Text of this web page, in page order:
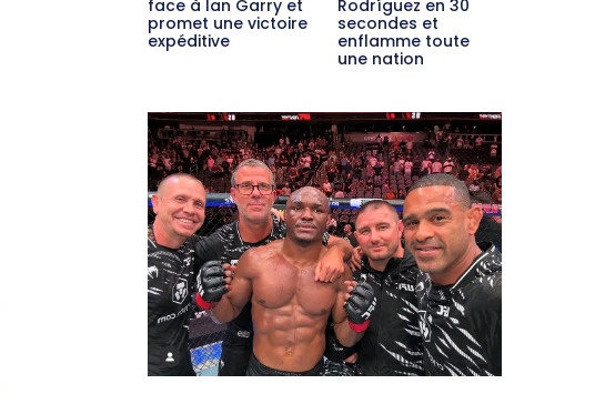
face à Ian Garry et
promet une victoire
expéditive
Rodríguez en 30
secondes et
enflamme toute
une nation